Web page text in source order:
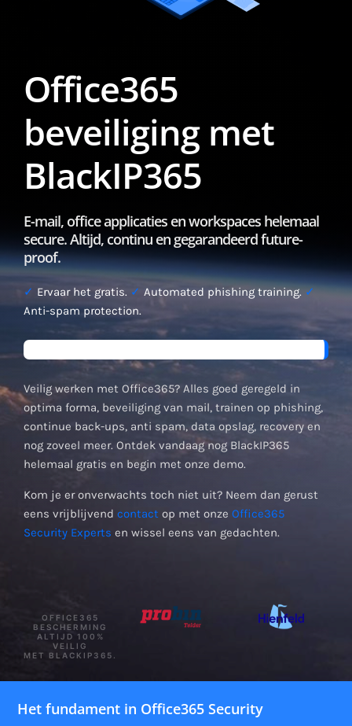
Office365
beveiliging met
BlackIP365
E-mail, office applicaties en workspaces helemaal
secure. Altijd, continu en gegarandeerd future-
proof.
✓ Ervaar het gratis. ✓ Automated phishing training. ✓
Anti-spam protection.
Veilig werken met Office365? Alles goed geregeld in
optima forma, beveiliging van mail, trainen op phishing,
continue back-ups, anti spam, data opslag, recovery en
nog zoveel meer. Ontdek vandaag nog BlackIP365
helemaal gratis en begin met onze demo.
Kom je er onverwachts toch niet uit? Neem dan gerust
eens vrijblijvend contact op met onze Office365
Security Experts en wissel eens van gedachten.
OFFICE365
BESCHERMING
ALTIJD 100%
VEILIG
MET BLACKIP365.
Het fundament in Office365 Security